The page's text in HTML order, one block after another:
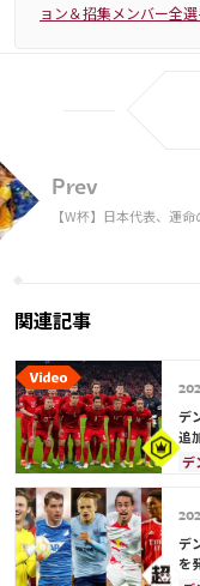
ョン＆招集メンバー全
Prev
【W杯】日本代表、運
関連記事
デ
追
デ
ク
オ
デ
を